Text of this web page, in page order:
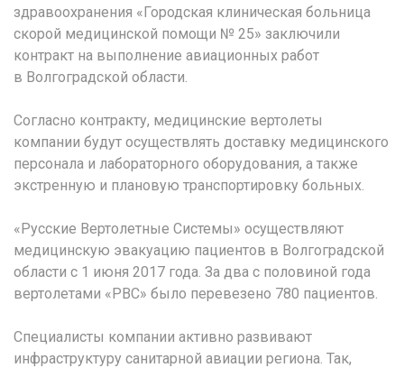
здравоохранения «Городская клиническая больница
скорой медицинской помощи № 25» заключили
контракт на выполнение авиационных работ
в Волгоградской области.
Согласно контракту, медицинские вертолеты
компании будут осуществлять доставку медицинского
персонала и лабораторного оборудования, а также
экстренную и плановую транспортировку больных.
«Русские Вертолетные Системы» осуществляют
медицинскую эвакуацию пациентов в Волгоградской
области с 1 июня 2017 года. За два с половиной года
вертолетами «РВС» было перевезено 780 пациентов.
Специалисты компании активно развивают
инфраструктуру санитарной авиации региона. Так,